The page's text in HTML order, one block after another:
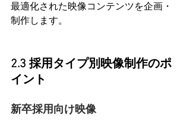
最適化された映像コンテンツを企画・
制作します。
2.3 採用タイプ別映像制作のポ
イント
新卒採用向け映像